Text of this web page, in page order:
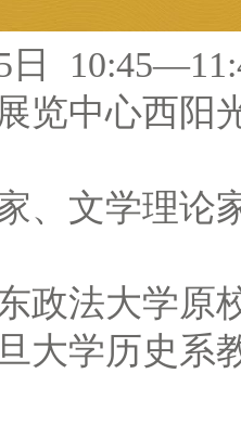
日
览中心西阳
、文学理论
政法大学原
大学历史系